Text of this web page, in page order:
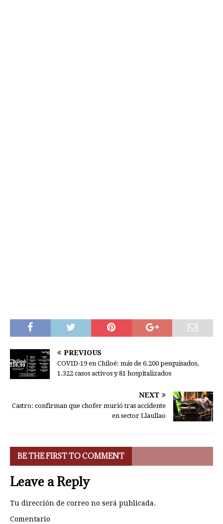
PREVIOUS
COVID-19 en Chiloé: más de 6.200 pesquisados,
1.322 casos activos y 81 hospitalizados
NEXT
Castro: confirman que chofer murió tras accidente
en sector Llaullao
BE THE FIRST TO COMMENT
Leave a Reply
Tu dirección de correo no será publicada.
Comentario